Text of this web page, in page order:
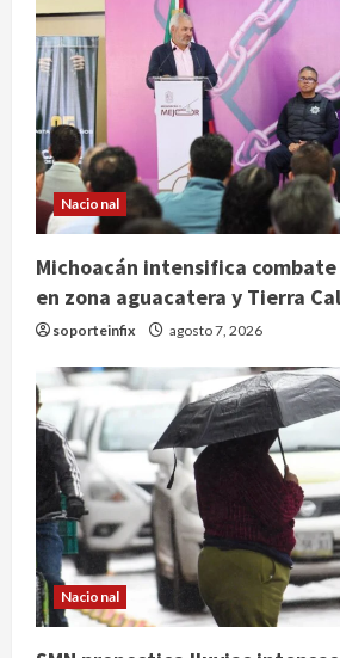
Nacional
Michoacán intensifica
en zona aguacatera y Tierra
soporteinfix agosto 7, 2026
Nacional Nacional
SMN pronostica